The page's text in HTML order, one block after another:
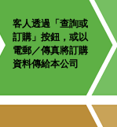
客人透過「查詢或
訂購」按鈕，或以
電郵／傳真將訂購
資料傳給本公司